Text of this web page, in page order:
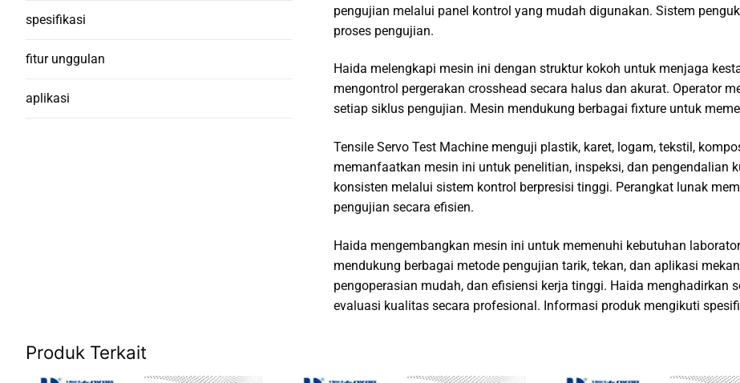
spesifikasi
fitur unggulan
aplikasi
pengujian melalui panel kontrol yang mudah digunakan. Sistem
proses pengujian.
Haida melengkapi mesin ini dengan struktur kokoh untuk menjaga
mengontrol pergerakan crosshead secara halus dan akurat. Operator
setiap siklus pengujian. Mesin mendukung berbagai fixture untuk
Tensile Servo Test Machine menguji plastik, karet, logam, tekstil,
memanfaatkan mesin ini untuk penelitian, inspeksi, dan pengendalian
konsisten melalui sistem kontrol berpresisi tinggi. Perangkat lunak
pengujian secara efisien.
Haida mengembangkan mesin ini untuk memenuhi kebutuhan
mendukung berbagai metode pengujian tarik, tekan, dan aplikasi
pengoperasian mudah, dan efisiensi kerja tinggi. Haida
evaluasi kualitas secara profesional. Informasi produk mengikuti
Produk Terkait